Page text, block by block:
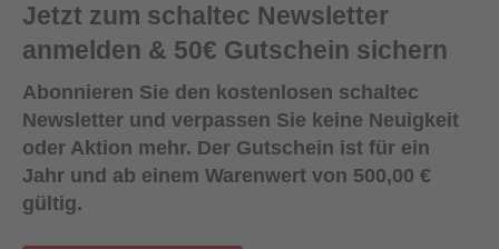
Jetzt zum schaltec Newsletter
anmelden & 50€ Gutschein sichern
Abonnieren Sie den kostenlosen schaltec
Newsletter und verpassen Sie keine Neuigkeit
oder Aktion mehr. Der Gutschein ist für ein
Jahr und ab einem Warenwert von 500,00 €
gültig.